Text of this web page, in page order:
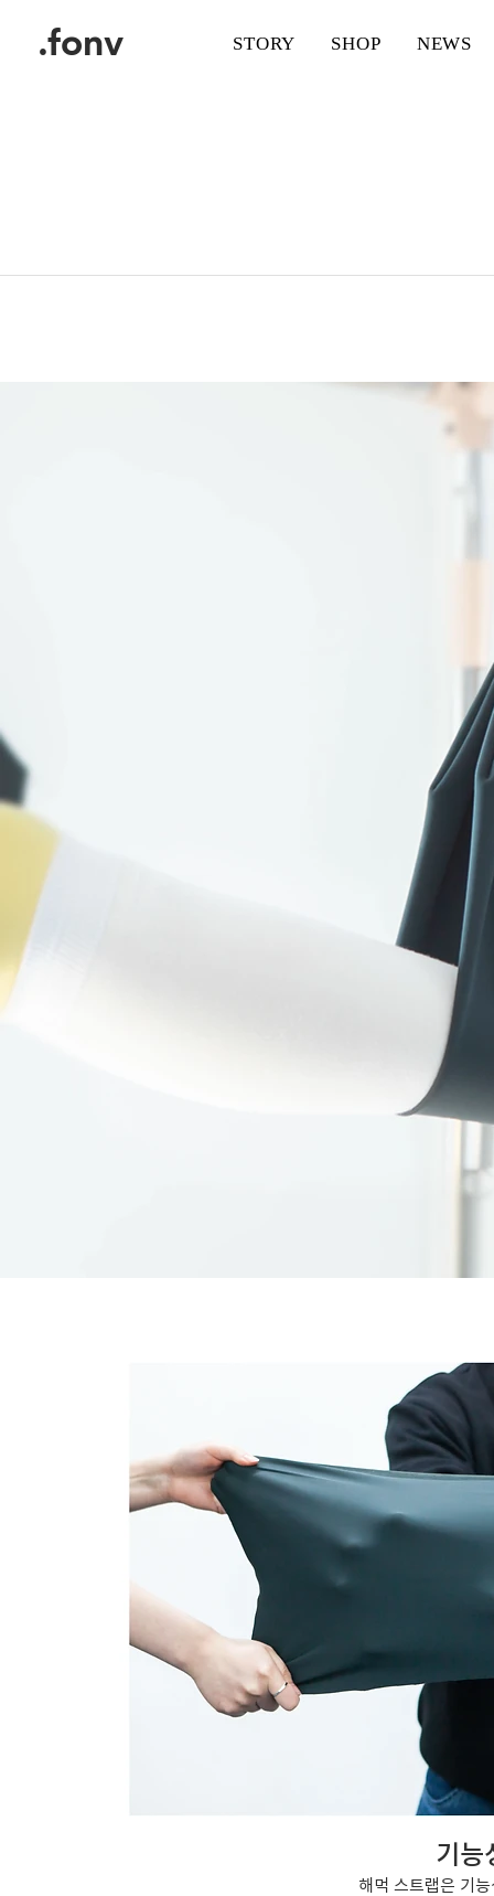
.fonv STORY SHOP NEWS
기
해먹 스트랩은 기